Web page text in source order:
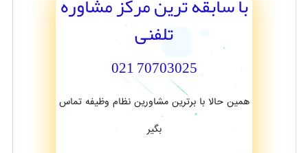
تلفنی
70703025 021
همین حالا با برترین مشاورین نظام وظیفه تماس
بگیر